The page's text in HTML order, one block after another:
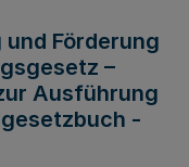
Förderung
–
Ausführung
-